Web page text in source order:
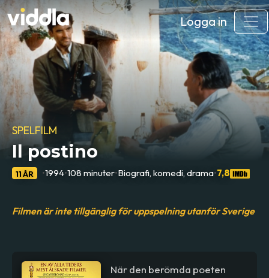
Logga in
SPELFILM
Il postino
11 ÅR •1994•108 minuter•Biografi, komedi, drama•7,8
Filmen är inte tillgänglig för uppspelning utanför Sverige
När den berömda poeten